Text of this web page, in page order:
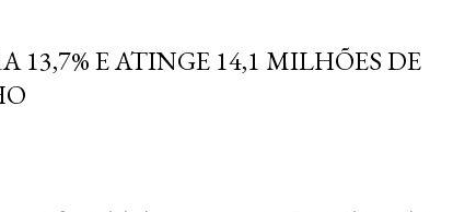
13,7% E ATINGE 14,1 MILHÕES DE